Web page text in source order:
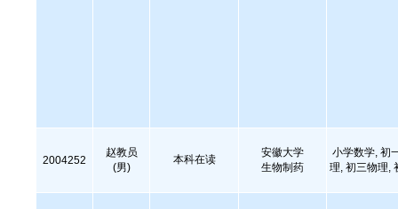
2004252
赵教员
(男)
本科在读
安徽大学
生物制药
小学数学, 初
理, 初三物理,